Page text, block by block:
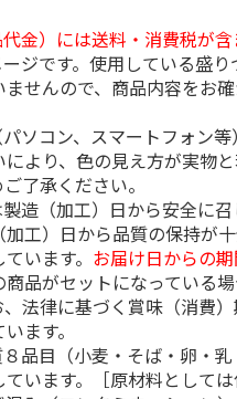
金）には送料・消費税が含
ジです。使用している盛
せんので、商品内容をお
ソコン、スマートフォン
により、色の見え方が実物
了承ください。
造（加工）日から安全に
工）日から品質の保持が
います。 お届け日からの
商品がセットになっている
、法律に基づく賞味（消費
ます。
品目（小麦・そば・卵・
ています。［原材料として